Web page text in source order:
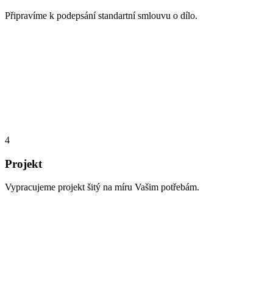
Připravíme k podepsání standartní smlouvu o dílo.
4
Projekt
Vypracujeme projekt šitý na míru Vašim potřebám.